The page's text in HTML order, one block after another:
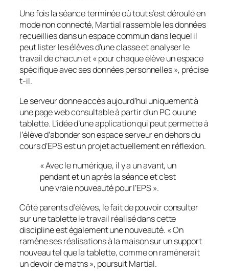
Une fois la séance terminée où tout s’est déroulé en
mode non connecté, Martial rassemble les données
recueillies dans un espace commun dans lequel il
peut lister les élèves d’une classe et analyser le
travail de chacun et «pour chaque élève un espace
spécifique avec ses données personnelles», précise
t-il.
Le serveur donne accès aujourd’hui uniquement à
une page web consultable à partir d’un PC ou une
tablette. L’idée d’une application qui peut permette à
l’élève d’abonder son espace serveur en dehors du
cours d’EPS est un projet actuellement en réflexion.
«Avec le numérique, il y a un avant, un
pendant et un après la séance et c’est
une vraie nouveauté pour l’EPS».
Côté parents d’élèves, le fait de pouvoir consulter
sur une tablette le travail réalisé dans cette
discipline est également une nouveauté. «On
ramène ses réalisations à la maison sur un support
nouveau tel que la tablette, comme on ramènerait
un devoir de maths», poursuit Martial.